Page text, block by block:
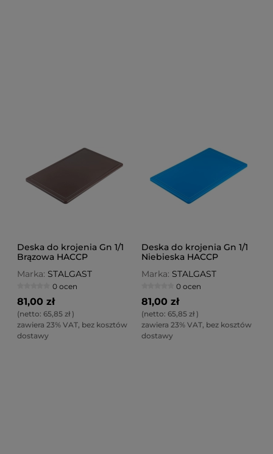
Deska do krojenia Gn 1/1
Brązowa HACCP
Marka: STALGAST
0 ocen
81,00 zł
(netto: 65,85 zł)
zawiera 23% VAT, bez kosztów
dostawy
Deska do krojenia Gn 1/1
Niebieska HACCP
Marka: STALGAST
0 ocen
81,00 zł
(netto: 65,85 zł)
zawiera 23% VAT, bez kosztów
dostawy